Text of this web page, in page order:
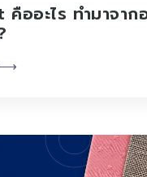
ออะไร ทำมาจากอ
⟶